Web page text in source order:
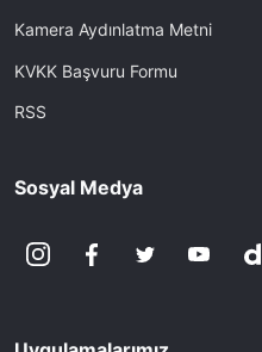
Kamera Aydınlatma Metni
KVKK Başvuru Formu
RSS
Sosyal Medya